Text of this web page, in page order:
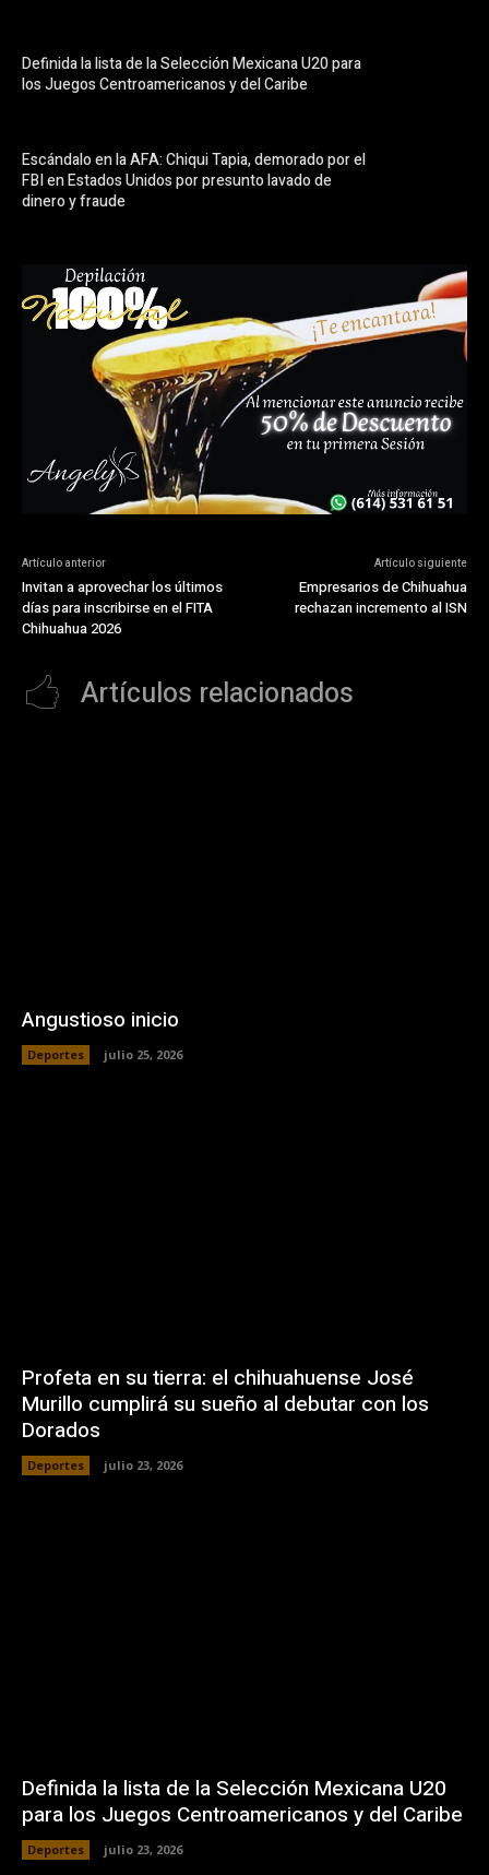
Definida la lista de la Selección Mexicana U20 para
los Juegos Centroamericanos y del Caribe
Escándalo en la AFA: Chiqui Tapia, demorado por el
FBI en Estados Unidos por presunto lavado de
dinero y fraude
Artículo anterior
Invitan a aprovechar los últimos
días para inscribirse en el FITA
Chihuahua 2026
Artículo siguiente
Empresarios de Chihuahua
rechazan incremento al ISN
Artículos relacionados
Angustioso inicio
Deportes julio 25, 2026
Profeta en su tierra: el chihuahuense José
Murillo cumplirá su sueño al debutar con los
Dorados
Deportes julio 23, 2026
Definida la lista de la Selección Mexicana U20
para los Juegos Centroamericanos y del Caribe
Deportes julio 23, 2026